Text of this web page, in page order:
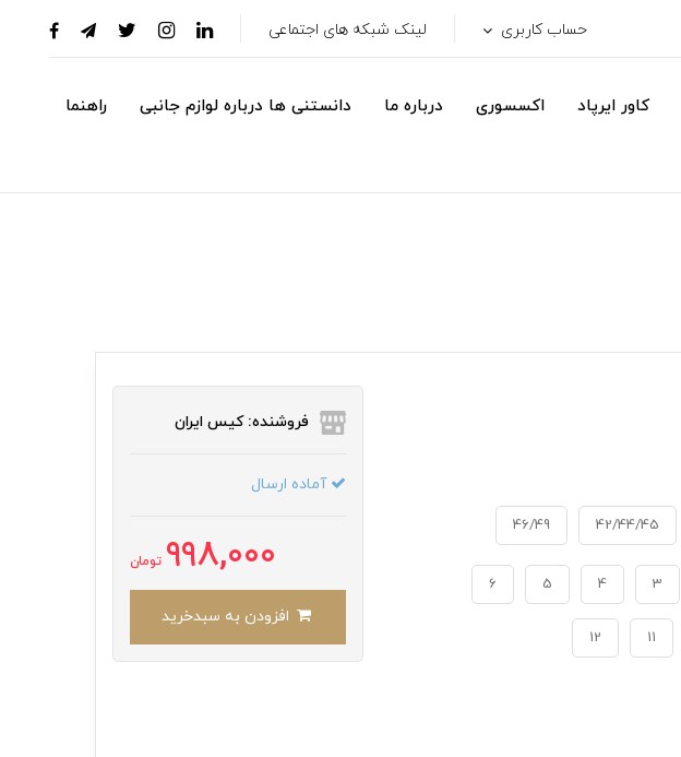
حساب کاربری لینک شبکه های اجتماعی
کاور ایرپاد اکسسوری درباره ما دانستنی ها درباره لوازم جانبی راهنما
42/44/45
46/49
3
4
5
6
11
12
فروشنده: کیس ایران
آماده ارسال
998,000 تومان